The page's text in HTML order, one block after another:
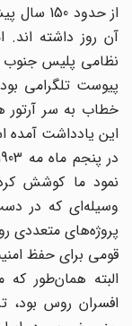
از حدود
آن روز داشته اند.
نظامی پلیس جنوب
پیوست تلگرامی
خطاب به سر آرتور
این یادداشت آمده
نمود ما کوشش
وسیله‌ای که در
پروژه‌های متعددی
قومی برای حفظ
البته همان‌طور که
افسران روس‌ بود،